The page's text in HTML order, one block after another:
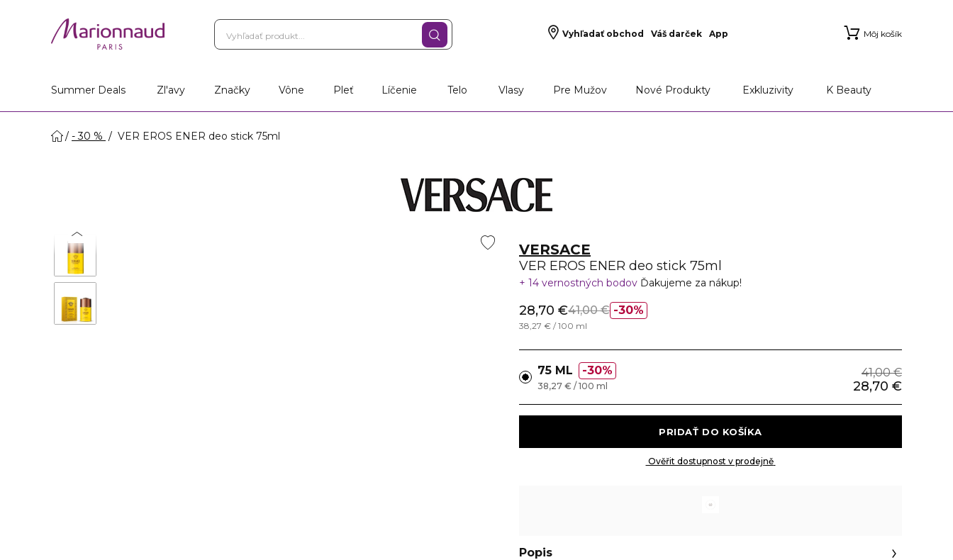
Vyhľadať obchod Váš darček App Môj košík
Summer Deals Zl'avy Značky Vône Pleť Líčenie Telo Vlasy Pre Mužov Nové Produkty Exkluzivity K Beauty
- 30 % VER EROS ENER deo stick 75ml
VERSACE
VER EROS ENER deo stick 75ml
14 vernostných bodov Ďakujeme za nákup!
30%
28,70 €41,00 €
38,27 € / 100 ml
75 ML 30% 41,00 €
28,70 €
38,27 € / 100 ml
Ověřit dostupnost v prodejně
Popis